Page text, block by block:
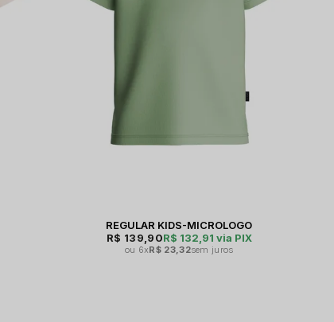
REGULAR KIDS-MICROLOGO
R$ 132,91 via PIX
R$ 139,90
6xR$ 23,32sem juros